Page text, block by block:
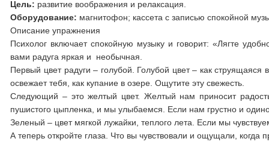
Цель: развитие воображения и релаксация.
Оборудование: магнитофон; кассета с записью спокойной
Описание упражнения
Психолог включает спокойную музыку и говорит: «Лягте
вами радуга яркая и необычная.
Первый цвет радуги – голубой. Голубой цвет – как
освежает тебя, как купание в озере. Ощутите эту свежесть.
Следующий – это желтый цвет. Желтый нам приносит
пушистого цыпленка, и мы улыбаемся. Если нам грустно и
Зеленый – цвет мягкой лужайки, теплого лета. Если мы
А теперь откройте глаза. Что вы чувствовали и ощущали,